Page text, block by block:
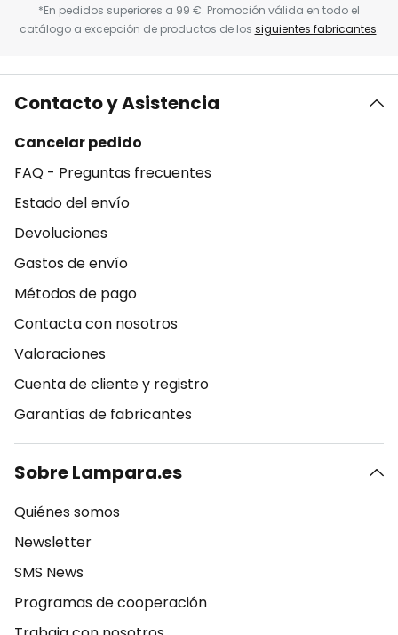
*En pedidos superiores a 99 €. Promoción válida en todo el
catálogo a excepción de productos de los siguientes fabricantes.
Contacto y Asistencia
Cancelar pedido
FAQ - Preguntas frecuentes
Estado del envío
Devoluciones
Gastos de envío
Métodos de pago
Contacta con nosotros
Valoraciones
Cuenta de cliente y registro
Garantías de fabricantes
Sobre Lampara.es
Quiénes somos
Newsletter
SMS News
Programas de cooperación